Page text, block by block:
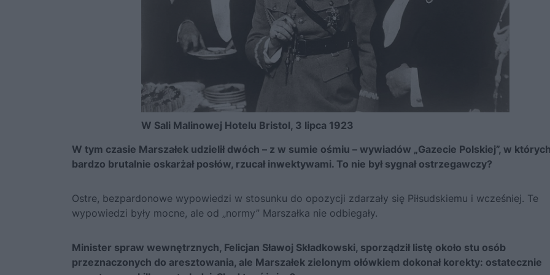
W Sali Malinowej Hotelu Bristol, 3 lipca 1923
W tym czasie Marszałek udzielił dwóch – z w sumie ośmiu – wywiadów „Gazecie Polskiej”, w
bardzo brutalnie oskarżał posłów, rzucał inwektywami. To nie był sygnał ostrzegawczy?
Ostre, bezpardonowe wypowiedzi w stosunku do opozycji zdarzały się Piłsudskiemu i wcześniej. Te
wypowiedzi były mocne, ale od „normy” Marszałka nie odbiegały.
Minister spraw wewnętrznych, Felicjan Sławoj Składkowski, sporządził listę około stu osób
przeznaczonych do aresztowania, ale Marszałek zielonym ołówkiem dokonał korekty: ostatecznie